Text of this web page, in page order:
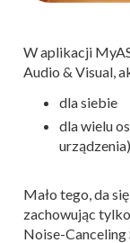
W aplikacji
Audio & Visual,
dla siebie
dla wielu
urządzenia)
Mało tego, da
zachowując
Noise-Canceling